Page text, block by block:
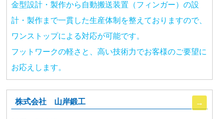
金型設計・製作から自動搬送装置（フィンガー）の設
計・製作まで一貫した生産体制を整えておりますので、
ワンストップによる対応が可能です。
フットワークの軽さと、高い技術力でお客様のご要望に
お応えします。
株式会社 山岸鍛工